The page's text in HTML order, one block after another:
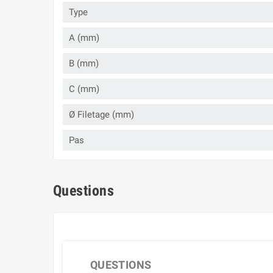
Type
A (mm)
B (mm)
C (mm)
Ø Filetage (mm)
Pas
Questions
QUESTIONS